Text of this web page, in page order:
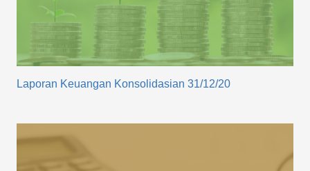
Laporan Keuangan Konsolidasian 31/12/20